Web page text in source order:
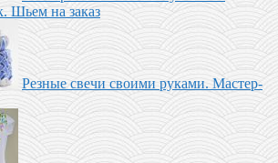
Шьем на заказ
Резные свечи своими руками. Мастер-